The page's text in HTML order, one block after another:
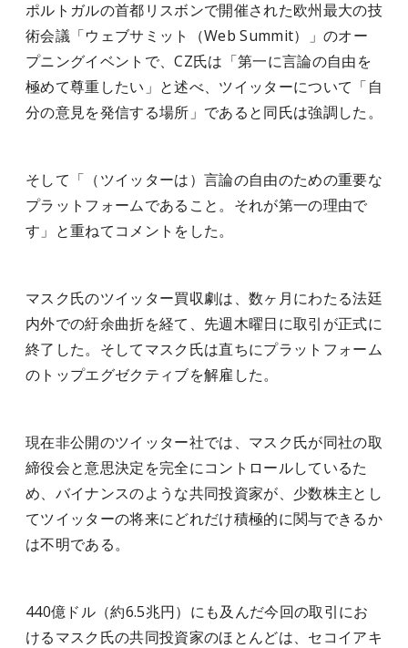
ポルトガルの首都リスボンで開催された欧州最大の技
術会議「ウェブサミット（Web Summit）」のオー
プニングイベントで、CZ氏は「第一に言論の自由を
極めて尊重したい」と述べ、ツイッターについて「自
分の意見を発信する場所」であると同氏は強調した。
そして「（ツイッターは）言論の自由のための重要な
プラットフォームであること。それが第一の理由で
す」と重ねてコメントをした。
マスク氏のツイッター買収劇は、数ヶ月にわたる法廷
内外での紆余曲折を経て、先週木曜日に取引が正式に
終了した。そしてマスク氏は直ちにプラットフォーム
のトップエグゼクティブを解雇した。
現在非公開のツイッター社では、マスク氏が同社の取
締役会と意思決定を完全にコントロールしているた
め、バイナンスのような共同投資家が、少数株主とし
てツイッターの将来にどれだけ積極的に関与できるか
は不明である。
440億ドル（約6.5兆円）にも及んだ今回の取引にお
けるマスク氏の共同投資家のほとんどは、セコイアキ